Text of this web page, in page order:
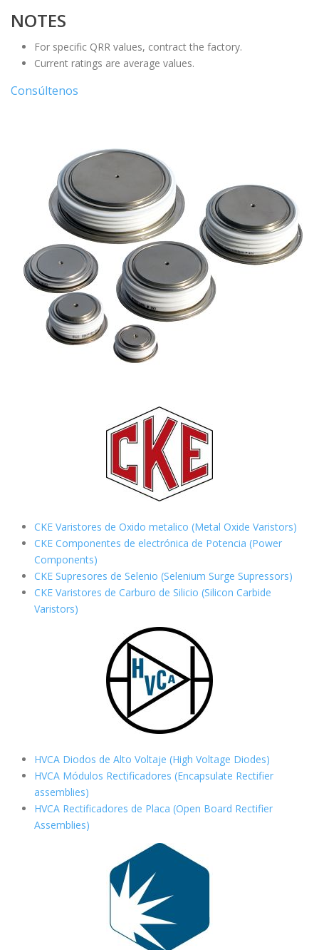
NOTES
For specific QRR values, contract the factory.
Current ratings are average values.
Consúltenos
CKE Varistores de Oxido metalico (Metal Oxide Varistors)
CKE Componentes de electrónica de Potencia (Power
Components)
CKE Supresores de Selenio (Selenium Surge Supressors)
CKE Varistores de Carburo de Silicio (Silicon Carbide
Varistors)
HVCA Diodos de Alto Voltaje (High Voltage Diodes)
HVCA Módulos Rectificadores (Encapsulate Rectifier
assemblies)
HVCA Rectificadores de Placa (Open Board Rectifier
Assemblies)